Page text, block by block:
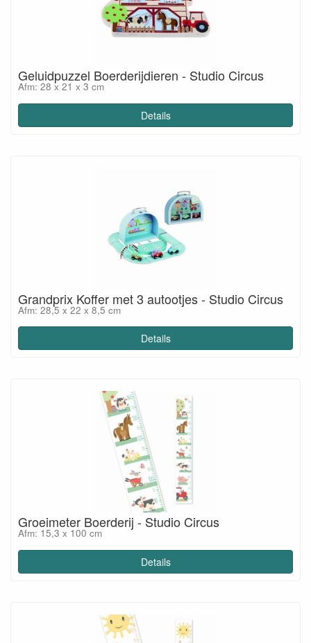
Geluidpuzzel Boerderijdieren - Studio Circus
Afm: 28 x 21 x 3 cm
Details
Grandprix Koffer met 3 autootjes - Studio Circus
Afm: 28,5 x 22 x 8,5 cm
Details
Groeimeter Boerderij - Studio Circus
Afm: 15,3 x 100 cm
Details